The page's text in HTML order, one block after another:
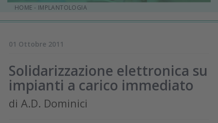
HOME - IMPLANTOLOGIA
01 Ottobre 2011
Solidarizzazione elettronica su
impianti a carico immediato
di A.D. Dominici